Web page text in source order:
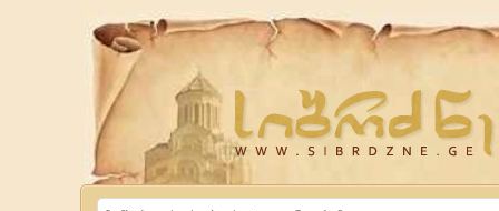
Website
Sibrdzne.ge